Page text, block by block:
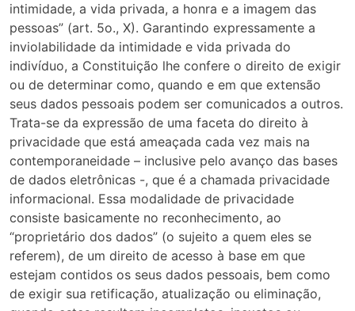
intimidade, a vida privada, a honra e a imagem das
pessoas” (art. 5o., X). Garantindo expressamente a
inviolabilidade da intimidade e vida privada do
indivíduo, a Constituição lhe confere o direito de exigir
ou de determinar como, quando e em que extensão
seus dados pessoais podem ser comunicados a outros.
Trata-se da expressão de uma faceta do direito à
privacidade que está ameaçada cada vez mais na
contemporaneidade – inclusive pelo avanço das bases
de dados eletrônicas -, que é a chamada privacidade
informacional. Essa modalidade de privacidade
consiste basicamente no reconhecimento, ao
“proprietário dos dados” (o sujeito a quem eles se
referem), de um direito de acesso à base em que
estejam contidos os seus dados pessoais, bem como
de exigir sua retificação, atualização ou eliminação,